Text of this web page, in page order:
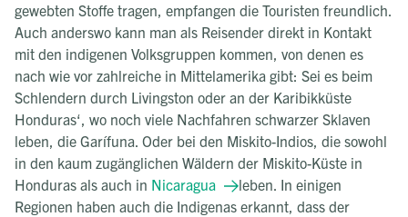
gewebten Stoffe tragen, empfangen die Touristen freundlich.
Auch anderswo kann man als Reisender direkt in Kontakt
mit den indigenen Volksgruppen kommen, von denen es
nach wie vor zahlreiche in Mittelamerika gibt: Sei es beim
Schlendern durch Livingston oder an der Karibikküste
Honduras‘, wo noch viele Nachfahren schwarzer Sklaven
leben, die Garífuna. Oder bei den Miskito-Indios, die sowohl
in den kaum zugänglichen Wäldern der Miskito-Küste in
Honduras als auch in Nicaragua
leben. In einigen
Regionen haben auch die Indigenas erkannt, dass der